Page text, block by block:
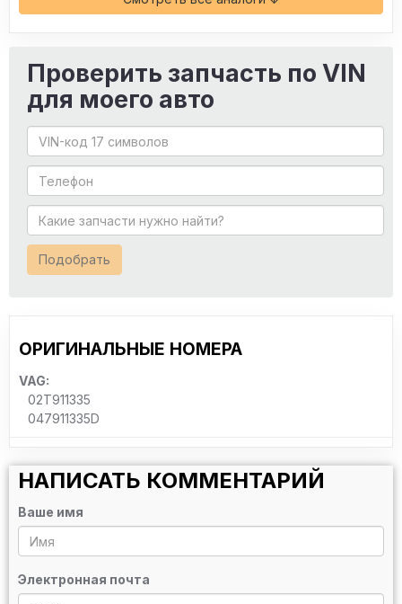
Проверить запчасть по VIN
для моего авто
Подобрать
ОРИГИНАЛЬНЫЕ НОМЕРА
VAG:
02T911335
047911335D
НАПИСАТЬ КОММЕНТАРИЙ
Ваше имя
Электронная почта